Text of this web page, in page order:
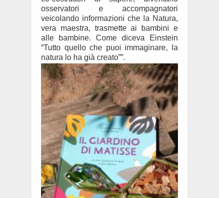
osservatori e accompagnatori
veicolando informazioni che la Natura,
vera maestra, trasmette ai bambini e
alle bambine. Come diceva Einstein
“Tutto quello che puoi immaginare, la
natura lo ha già creato””.